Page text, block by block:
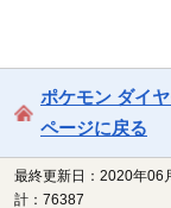
ポケモン ダイ
ページに戻る
最終更新日：2020年06
計：76387